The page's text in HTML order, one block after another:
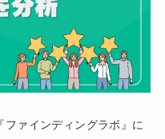
ファインディングラボ』に